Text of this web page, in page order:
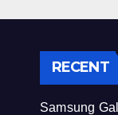
RECENT
Samsung